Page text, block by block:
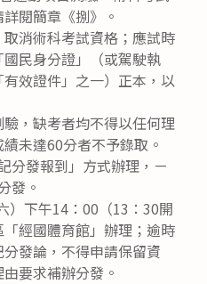
閱簡章《捌》。
消術科考試資格；應試時
民身分證」（或駕駛執
效證件」之一）正本，以
，缺考者均不得以任何理
未達60分者不予錄取。
分發報到」方式辦理，ㄧ
發。
）下午14：00（13：30開
經國體育館」辦理；逾時
發論，不得申請保留資
要求補辦分發。